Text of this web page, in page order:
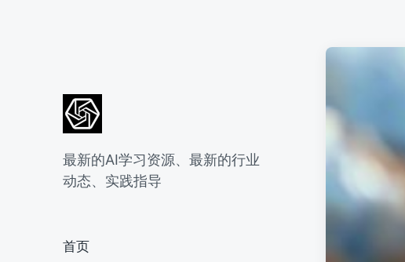
最新的AI学习资源、最新的行业
动态、实践指导
首页